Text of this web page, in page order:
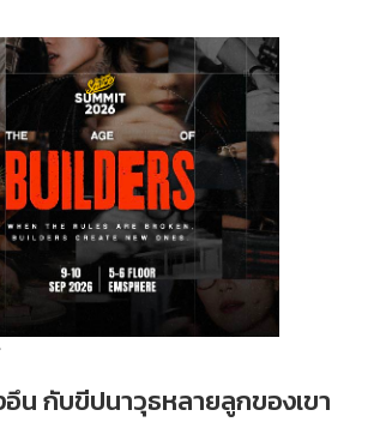
น กับขีปนาวุธหลายลูกของเขา